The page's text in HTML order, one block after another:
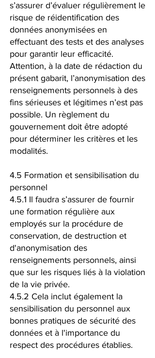
s’assurer d’évaluer régulièrement le
risque de réidentification des
données anonymisées en
effectuant des tests et des analyses
pour garantir leur efficacité.
Attention, à la date de rédaction du
présent gabarit, l’anonymisation des
renseignements personnels à des
fins sérieuses et légitimes n’est pas
possible. Un règlement du
gouvernement doit être adopté
pour déterminer les critères et les
modalités.
4.5 Formation et sensibilisation du
personnel
4.5.1 Il faudra s’assurer de fournir
une formation régulière aux
employés sur la procédure de
conservation, de destruction et
d'anonymisation des
renseignements personnels, ainsi
que sur les risques liés à la violation
de la vie privée.
4.5.2 Cela inclut également la
sensibilisation du personnel aux
bonnes pratiques de sécurité des
données et à l'importance du
respect des procédures établies.